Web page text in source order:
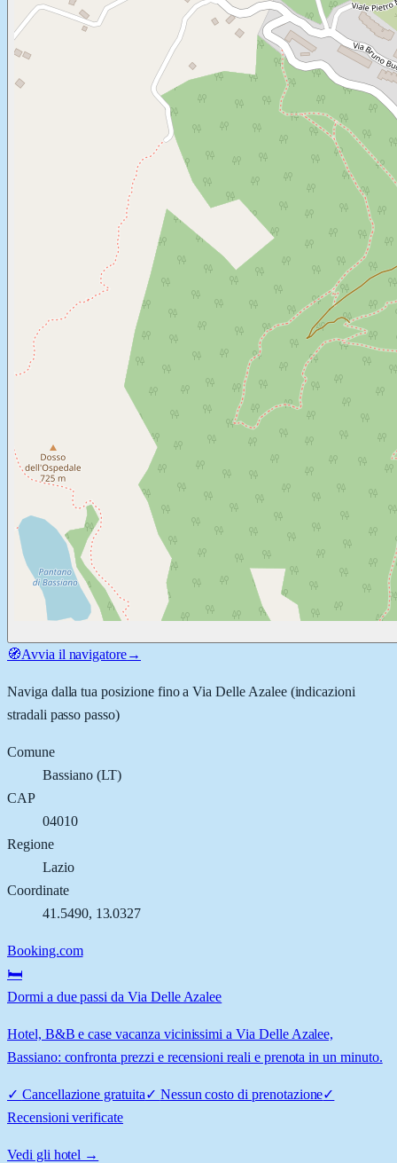
🧭Avvia il navigatore→
Naviga dalla tua posizione fino aVia Delle Azalee(indicazioni
stradali passo passo)
Comune
Bassiano(LT)
CAP
04010
Regione
Lazio
Coordinate
41.5490, 13.0327
Booking.com
🛏️
Dormi a due passi da Via Delle Azalee
Hotel, B&B e case vacanza vicinissimi a Via Delle Azalee,
Bassiano: confronta prezzi e recensioni reali e prenota in un minuto.
✓ Cancellazione gratuita✓ Nessun costo di prenotazione✓
Recensioni verificate
Vedi gli hotel →